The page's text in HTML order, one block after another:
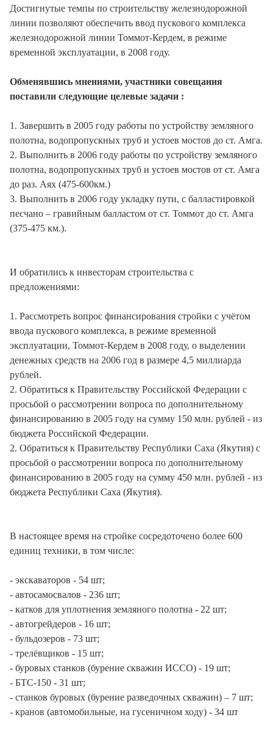
Достигнутые темпы по строительству железнодорожной
линии позволяют обеспечить ввод пускового комплекса
железнодорожной линии Томмот-Кердем, в режиме
временной эксплуатации, в 2008 году.
Обменявшись мнениями, участники совещания
поставили следующие целевые задачи :
1. Завершить в 2005 году работы по устройству земляного
полотна, водопропускных труб и устоев мостов до ст. Амга.
2. Выполнить в 2006 году работы по устройству земляного
полотна, водопропускных труб и устоев мостов от ст. Амга
до раз. Аях (475-600км.)
3. Выполнить в 2006 году укладку пути, с балластировкой
песчано – гравийным балластом от ст. Томмот до ст. Амга
(375-475 км.).
И обратились к инвесторам строительства с
предложениями:
1. Рассмотреть вопрос финансирования стройки с учётом
ввода пускового комплекса, в режиме временной
эксплуатации, Томмот-Кердем в 2008 году, о выделении
денежных средств на 2006 год в размере 4,5 миллиарда
рублей.
2. Обратиться к Правительству Российской Федерации с
просьбой о рассмотрении вопроса по дополнительному
финансированию в 2005 году на сумму 150 млн. рублей - из
бюджета Российской Федерации.
2. Обратиться к Правительству Республики Саха (Якутия) с
просьбой о рассмотрении вопроса по дополнительному
финансированию в 2005 году на сумму 450 млн. рублей - из
бюджета Республики Саха (Якутия).
В настоящее время на стройке сосредоточено более 600
единиц техники, в том числе:
- экскаваторов - 54 шт;
- автосамосвалов - 236 шт;
- катков для уплотнения земляного полотна - 22 шт;
- автогрейдеров - 16 шт;
- бульдозеров - 73 шт;
- трелёвщиков - 15 шт;
- буровых станков (бурение скважин ИССО) - 19 шт;
- БТС-150 - 31 шт;
- станков буровых (бурение разведочных скважин) – 7 шт;
- кранов (автомобильные, на гусеничном ходу) - 34 шт